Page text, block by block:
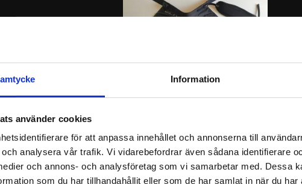
Information
använder cookies
för att anpassa innehållet och annonserna till
analysera vår trafik. Vi vidarebefordrar även sådana identifierare
och annons- och analysföretag som vi samarbetar med. Dessa
som du har tillhandahållit eller som de har samlat in när du har
Hovslagarförkläde
Hovslagarförkläde från Battlecreek
3 496